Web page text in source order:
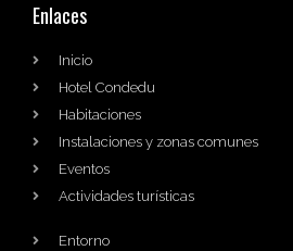
Enlaces
Inicio
Hotel Condedu
Habitaciones
Instalaciones y zonas comunes
Eventos
Actividades turísticas
Entorno